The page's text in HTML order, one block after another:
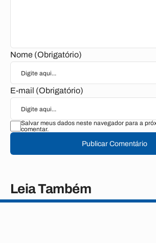
Nome (Obrigatório)
E-mail (Obrigatório)
Salvar meus dados neste navegador para a
comentar.
Publicar Comentário
Leia Também